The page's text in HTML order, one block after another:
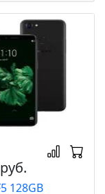
128GB